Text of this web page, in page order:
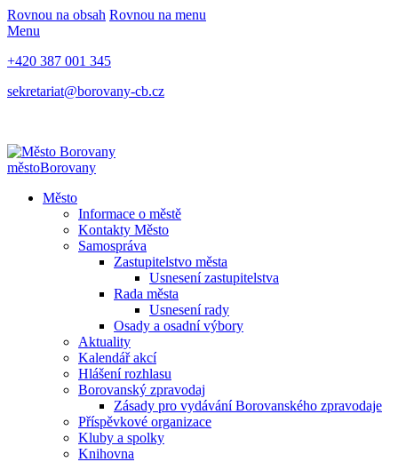
Rovnou na obsah Rovnou na menu
Menu
+420 387 001 345
sekretariat@borovany-cb.cz
městoBorovany
Město
Informace o městě
Kontakty Město
Samospráva
Zastupitelstvo města
Usnesení zastupitelstva
Rada města
Usnesení rady
Osady a osadní výbory
Aktuality
Kalendář akcí
Hlášení rozhlasu
Borovanský zpravodaj
Zásady pro vydávání Borovanského zpravodaje
Příspěvkové organizace
Kluby a spolky
Knihovna